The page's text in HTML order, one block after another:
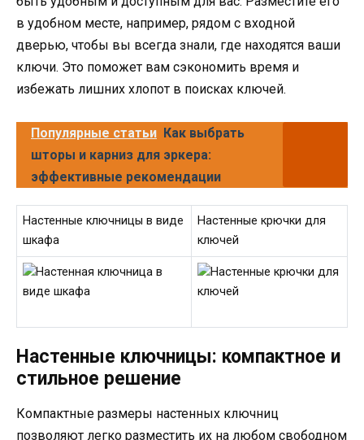
в удобном месте, например, рядом с входной
дверью, чтобы вы всегда знали, где находятся ваши
ключи. Это поможет вам сэкономить время и
избежать лишних хлопот в поисках ключей.
Популярные статьи Как выбрать
шторы и карниз для эркера:
эффективные рекомендации
Настенные ключницы в виде
шкафа
Настенные крючки для
ключей
Настенные ключницы: компактное и
стильное решение
Компактные размеры настенных ключниц
позволяют легко разместить их на любом свободном